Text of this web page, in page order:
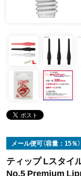
メール便可（容量：15％）
ティップ Lスタイ
No.5 Premium